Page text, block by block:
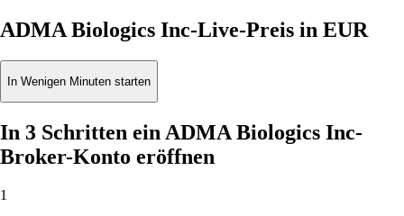
ADMA Biologics Inc-Live-Preis in EUR
In Wenigen Minuten starten
In 3 Schritten ein ADMA Biologics Inc-
Broker-Konto eröffnen
1